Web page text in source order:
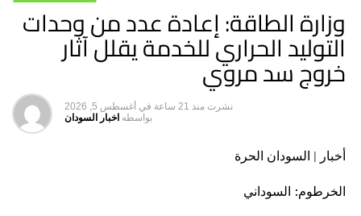
وزارة الطاقة: إعادة عدد من وحدات
التوليد الحراري للخدمة يقلل آثار
خروج سد مروي
نشرت منذ 21 ساعة في أغسطس 5, 2026
بواسطه اخبار السودان
أخبار | السودان الحرة
الخرطوم: السوداني